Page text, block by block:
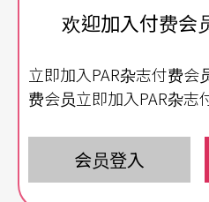
度饱和、人声鼎沸的繁华
的濑户内。随著地理上的
段将「炫技奇观」转化为
之旅。
有别于主流马戏美学，在
欢迎加入付费会
立即加入PAR杂志付费会
费会员立即加入PAR杂志
会员登入